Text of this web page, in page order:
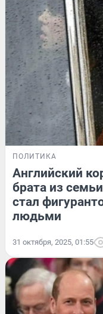
ПОЛИТИКА
Английский
брата из
стал
людьми
31 октября, 2025, 01:55